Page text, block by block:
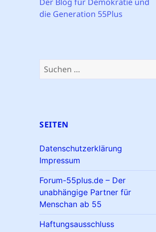
die Generation 55Plus
Suchen
nach:
SEITEN
Datenschutzerklärung
Impressum
Forum-55plus.de – Der
unabhängige Partner für
Menschan ab 55
Haftungsausschluss